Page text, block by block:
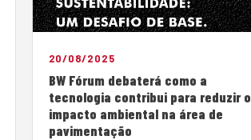
20/08/2025
BW Fórum debaterá como a
tecnologia contribui para reduzir o
impacto ambiental na área de
pavimentação